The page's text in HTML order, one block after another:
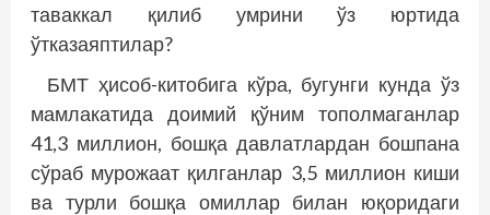
таваккал қилиб умрини ўз юртида
ўтказаяптилар?
БМТ ҳисоб-китобига кўра, бугунги кунда ўз
мамлакатида доимий қўним тополмаганлар
41,3 миллион, бошқа давлатлардан бошпана
сўраб мурожаат қилганлар 3,5 миллион киши
ва турли бошқа омиллар билан юқоридаги